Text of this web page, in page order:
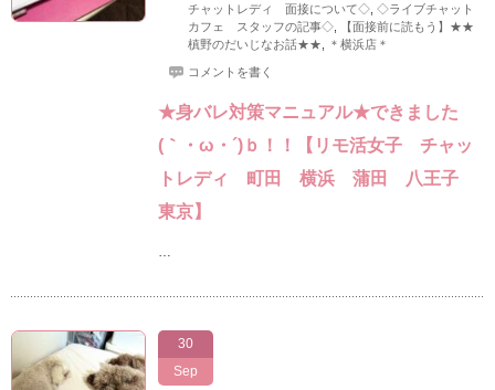
チャットレディ 面接について◇, ◇ライブチャット
カフェ スタッフの記事◇,
【面接前に読もう】★★
槙野のだいじなお話★★
＊横浜店＊
コメントを書く
★身バレ対策マニュアル★できました
(｀・ω・´)ｂ！！【リモ活女子 チャッ
トレディ 町田 横浜 蒲田 八王子
東京】
…
30
Sep